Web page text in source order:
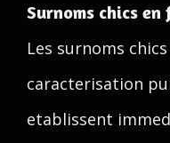
Surnoms chics
Les surnoms
caracterisation
etablissent